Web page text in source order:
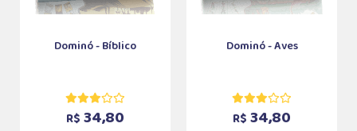
Dominó - Bíblico
R$ 34,80
Dominó - Aves
R$ 34,80